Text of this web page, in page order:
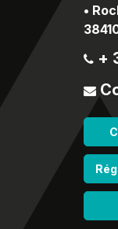
•
+